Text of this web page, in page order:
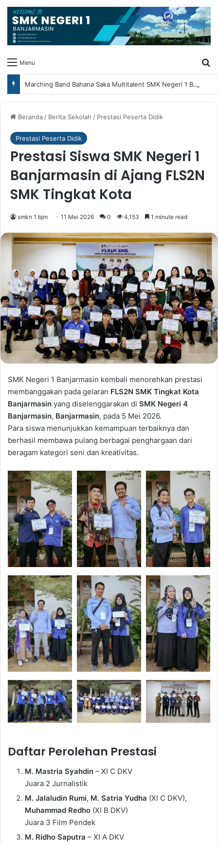
Menu
Marching Band Bahana Saka Multitalent SMK Negeri 1 Banjarmasin Borong Prestasi di Festival Borneo Marching Day 2026
Beranda/ Berita Sekolah / Prestasi Peserta Didik
Prestasi Peserta Didik
Prestasi Siswa SMK Negeri 1
Banjarmasin di Ajang FLS2N
SMK Tingkat Kota
smkn 1 bjm 11 Mei 2026 0 4,153 1 minute read
SMK Negeri 1 Banjarmasin kembali menorehkan prestasi
membanggakan pada gelaran FLS2N SMK Tingkat Kota
Banjarmasin yang diselenggarakan di SMK Negeri 4
Banjarmasin, Banjarmasin, pada 5 Mei 2026.
Para siswa menunjukkan kemampuan terbaiknya dan
berhasil membawa pulang berbagai penghargaan dari
beragam kategori seni dan kreativitas.
Daftar Perolehan Prestasi
M. Mastria Syahdin – XI C DKV
Juara 2 Jurnalistik
M. Jalaludin Rumi, M. Satria Yudha (XI C DKV),
Muhammad Redho (XI B DKV)
Juara 3 Film Pendek
M. Ridho Saputra – XI A DKV